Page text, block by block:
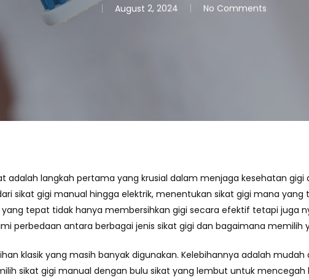
August 2, 2024 No Comments
adalah langkah pertama yang krusial dalam menjaga kesehatan
sikat gigi manual hingga elektrik, menentukan sikat gigi mana yang
tepat tidak hanya membersihkan gigi secara efektif tetapi juga
perbedaan antara berbagai jenis sikat gigi dan bagaimana memilih
klasik yang masih banyak digunakan. Kelebihannya adalah
sikat gigi manual dengan bulu sikat yang lembut untuk mencegah